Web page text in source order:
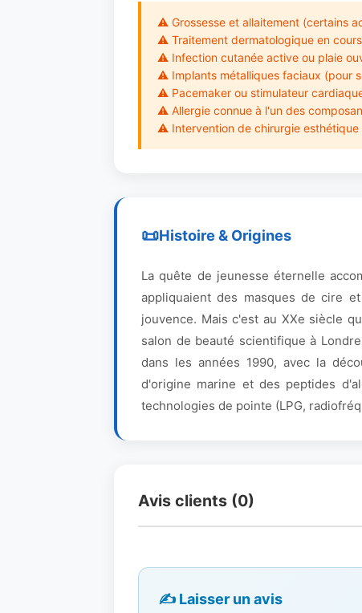
⚠ Grossesse et allaitement (certains
⚠ Traitement dermatologique en
⚠ Infection cutanée active ou plaie
⚠ Implants métalliques faciaux (pour
⚠ Pacemaker ou stimulateur
⚠ Allergie connue à l'un des
⚠ Intervention de chirurgie esthétique
Histoire & Origines
La quête de jeunesse éternelle
appliquaient des masques de cire
jouvence. Mais c'est au XXe siècle
salon de beauté scientifique à
dans les années 1990, avec la
d'origine marine et des peptides
technologies de pointe (LPG,
Avis clients (0)
✍️ Laisser un avis